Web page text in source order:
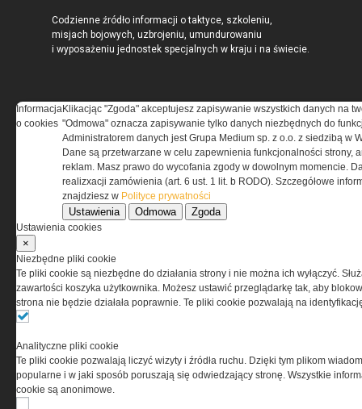
Codzienne źródło informacji o taktyce, szkoleniu,
misjach bojowych, uzbrojeniu, umundurowaniu
i wyposażeniu jednostek specjalnych w kraju i na świecie.
REGULAMIN
Regulamin określa zasady korzystania z portalu
www.special-ops.pl
Korzystanie z portalu jest równoznaczne
przez Grupa MEDIUM Spółka z ograniczoną
odpowiedzialnością Spółka komandytowa, nr KRS:
0000537655, NIP 1132860378, REGON 146393437
(zwana dalej Grupa MEDIUM) w postaci Regulaminu.
Informacja
o cookies
Klikacjąc "Zgoda" akceptujesz zapisywanie wszystkich danych na
"Odmowa" oznacza zapisywanie tylko danych niezbędnych do
Administratorem danych jest Grupa Medium sp. z o.o. z siedzibą w
Dane są przetwarzane w celu zapewnienia funkcjonalności strony,
reklam. Masz prawo do wycofania zgody w dowolnym momencie.
realizxacji zamówienia (art. 6 ust. 1 lit. b RODO). Szczegółowe
znajdziesz w Polityce prywatności
Ustawienia Odmowa Zgoda
Ustawienia cookies
×
Niezbędne pliki cookie
Te pliki cookie są niezbędne do działania strony i nie można ich wyłączyć.
zawartości koszyka użytkownika. Możesz ustawić przeglądarkę tak, aby
strona nie będzie działała poprawnie. Te pliki cookie pozwalają na
Analityczne pliki cookie
Te pliki cookie pozwalają liczyć wizyty i źródła ruchu. Dzięki tym plikom
popularne i w jaki sposób poruszają się odwiedzający stronę. Wszystkie
cookie są anonimowe.